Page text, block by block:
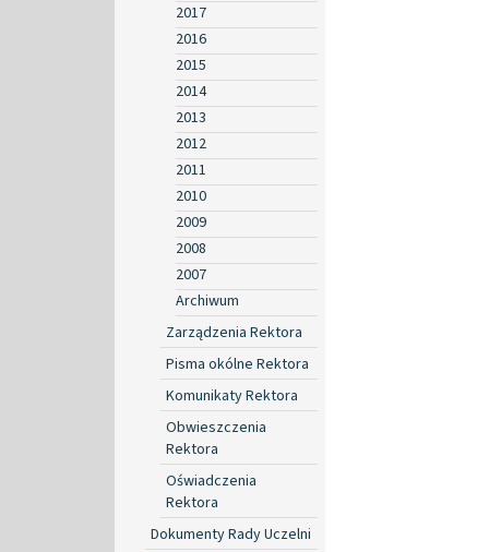
2017
2016
2015
2014
2013
2012
2011
2010
2009
2008
2007
Archiwum
Zarządzenia Rektora
Pisma okólne Rektora
Komunikaty Rektora
Obwieszczenia
Rektora
Oświadczenia
Rektora
Dokumenty Rady Uczelni